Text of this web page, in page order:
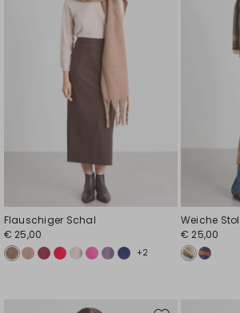
Flauschiger Schal
€ 25,00
+2
Weiche
€ 25,00